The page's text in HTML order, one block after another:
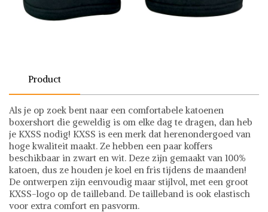
Product
Als je op zoek bent naar een comfortabele katoenen
boxershort die geweldig is om elke dag te dragen, dan heb
je KXSS nodig! KXSS is een merk dat herenondergoed van
hoge kwaliteit maakt. Ze hebben een paar koffers
beschikbaar in zwart en wit. Deze zijn gemaakt van 100%
katoen, dus ze houden je koel en fris tijdens de maanden!
De ontwerpen zijn eenvoudig maar stijlvol, met een groot
KXSS-logo op de tailleband. De tailleband is ook elastisch
voor extra comfort en pasvorm.